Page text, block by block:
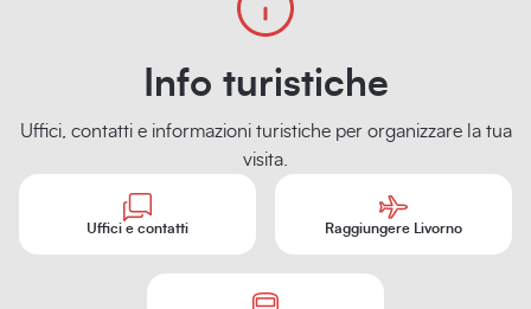
Info turistiche
Uffici, contatti e informazioni turistiche per organizzare la tua
visita.
Uffici e contatti Raggiungere Livorno